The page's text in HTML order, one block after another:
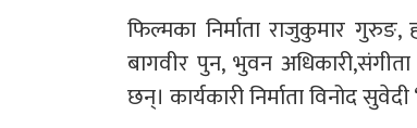
फिल्मका निर्माता राजुकुमार गुरुङ,
बागवीर पुन, भुवन
छन्। कार्यकारी निर्माता विनोद सुवेदी